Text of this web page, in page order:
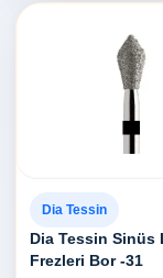
Dia Tessin
Dia Tessin Sinüs
Frezleri Bor -31